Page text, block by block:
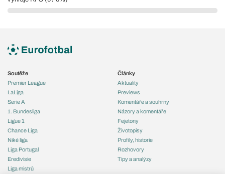
Soutěže
Premier League
LaLiga
Serie A
1. Bundesliga
Ligue 1
Chance Liga
Niké liga
Liga Portugal
Eredivisie
Liga mistrů
Články
Aktuality
Previews
Komentáře a souhrny
Názory a komentáře
Fejetony
Životopisy
Profily, historie
Rozhovory
Tipy a analýzy